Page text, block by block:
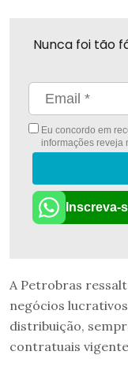
Nunca foi tão
Eu concordo em
informações reveja
Inscreva-
A Petrobras
negócios
distribuição,
contratuais